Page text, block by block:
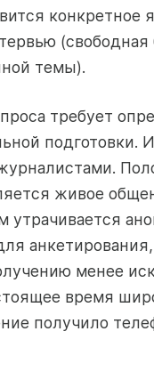
конкретное
(свободная
темы).
требует
подготовки.
живое
утрачивается
менее
время
получило